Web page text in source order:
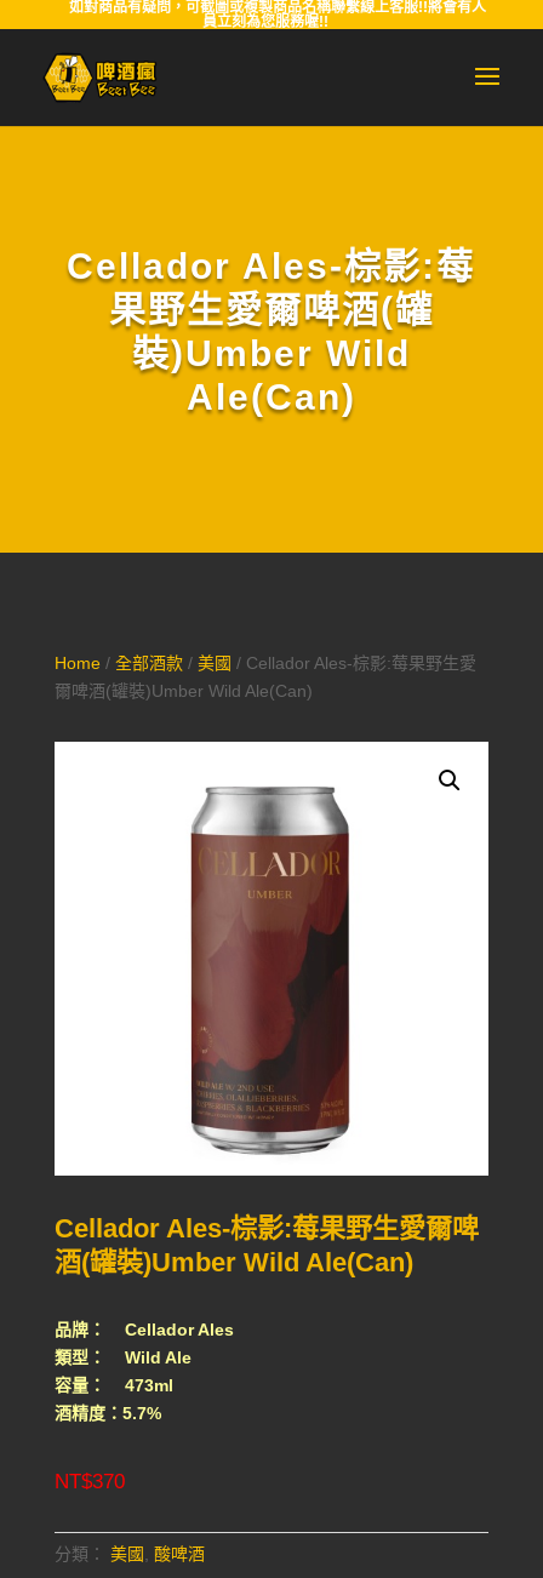
如對商品有疑問，可截圖或複製商品名稱聯繫線上客服!!將會有人
員立刻為您服務喔!!
Cellador Ales-棕影:莓
果野生愛爾啤酒(罐
裝)Umber Wild
Ale(Can)
Home/ 全部酒款/ 美國 / Cellador Ales-棕影:莓果野生愛
爾啤酒(罐裝)Umber Wild Ale(Can)
Cellador Ales-棕影:莓果野生愛爾啤
酒(罐裝)Umber Wild Ale(Can)
品牌： Cellador Ales
類型： Wild Ale
容量： 473ml
酒精度：5.7%
NT$370
分類： 美國, 酸啤酒